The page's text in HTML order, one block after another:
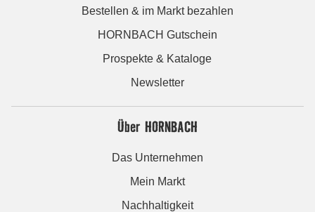
Bestellen & im Markt bezahlen
HORNBACH Gutschein
Prospekte & Kataloge
Newsletter
Über HORNBACH
Das Unternehmen
Mein Markt
Nachhaltigkeit